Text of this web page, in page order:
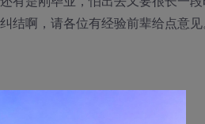
结啊，请各位有经验前辈给点意见